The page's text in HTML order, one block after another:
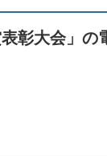
彰大会」